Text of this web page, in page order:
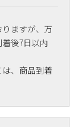
ますが、万
後7日以内
、商品到着